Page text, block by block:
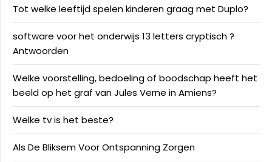
Tot welke leeftijd spelen kinderen graag met Duplo?
software voor het onderwijs 13 letters cryptisch ?
Antwoorden
Welke voorstelling, bedoeling of boodschap heeft het
beeld op het graf van Jules Verne in Amiens?
Welke tv is het beste?
Als De Bliksem Voor Ontspanning Zorgen